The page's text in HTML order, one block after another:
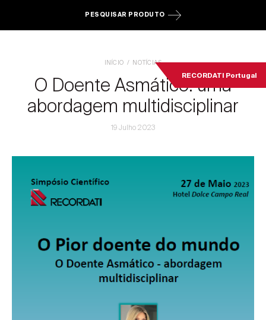
PESQUISAR PRODUTO
RECORDATI Portugal
INÍCIO NOTÍCIAS
O Doente Asmático: uma
abordagem multidisciplinar
19 Julho 2023